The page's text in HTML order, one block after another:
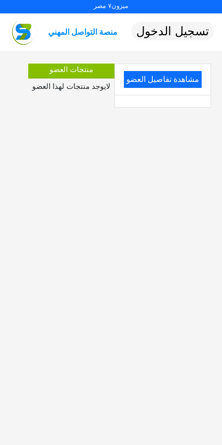
ميزون٧ مصر
منصة التواصل المهني تسجيل الدخول
مشاهدة تفاصيل العضو
منتجات العضو
لايوجد منتجات لهذا العضو